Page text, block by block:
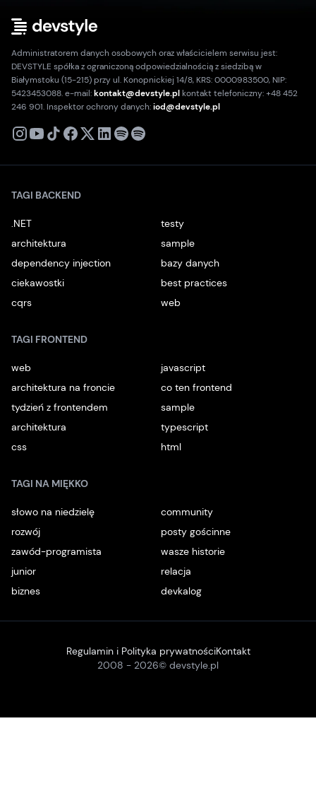
Administratorem danych osobowych oraz właścicielem serwisu jest:
DEVSTYLE spółka z ograniczoną odpowiedzialnością z siedzibą w
Białymstoku (15-215) przy ul. Konopnickiej 14/8, KRS: 0000983500, NIP:
5423453088. e-mail:kontakt@devstyle.plkontakt telefoniczny: +48 452
246 901. Inspektor ochrony danych:iod@devstyle.pl
X
TAGI BACKEND
.NET
testy
architektura
sample
dependency injection
bazy danych
ciekawostki
best practices
cqrs
web
TAGI FRONTEND
web
javascript
architektura na froncie
co ten frontend
tydzień z frontendem
sample
architektura
typescript
css
html
TAGI NA MIĘKKO
słowo na niedzielę
community
rozwój
posty gościnne
zawód-programista
wasze historie
junior
relacja
biznes
devkalog
2008 - 2026© devstyle.pl
Regulamin i Polityka prywatnościKontakt